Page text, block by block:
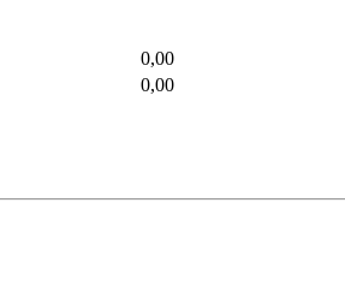
0,00
0,00